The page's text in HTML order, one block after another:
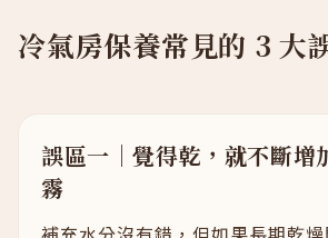
冷氣房保養常見的 3 大
誤區一｜覺得乾，就不斷增
霧